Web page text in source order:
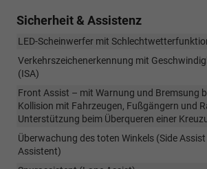
Sicherheit & Assistenz
LED-Scheinwerfer mit
Verkehrszeichenerkennung mit
(ISA)
Front Assist – mit Warnung und Bremsung
Kollision mit Fahrzeugen, Fußgängern und
Unterstützung beim Überqueren einer
Überwachung des toten Winkels (Side Assist
Assistent)